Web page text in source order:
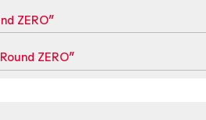
ZERO”
ZERO”